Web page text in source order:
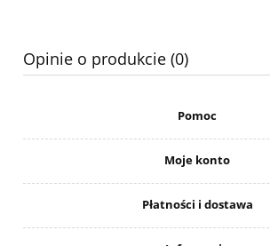
Opinie o produkcie (0)
Pomoc
Moje konto
Płatności i dostawa